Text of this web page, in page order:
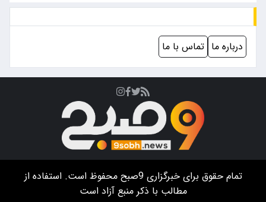
درباره ما تماس با ما
تمام حقوق برای خبرگزاری9صبح
محفوظ است. استفاده از
مطالب با ذکر منبع آزاد است